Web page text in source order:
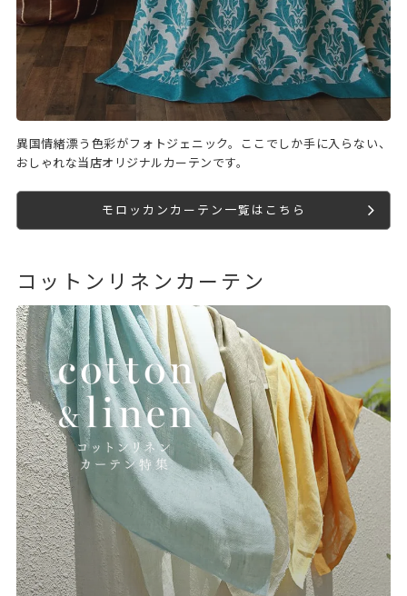
異国情緒漂う色彩がフォトジェニック。ここでしか手に入らない、
おしゃれな当店オリジナルカーテンです。
モロッカンカーテン一覧はこちら
コットンリネンカーテン